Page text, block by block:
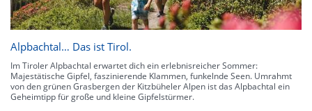
Alpbachtal… Das ist Tirol.
Im Tiroler Alpbachtal erwartet dich ein erlebnisreicher Sommer:
Majestätische Gipfel, faszinierende Klammen, funkelnde Seen. Umrahmt
von den grünen Grasbergen der Kitzbüheler Alpen ist das Alpbachtal ein
Geheimtipp für große und kleine Gipfelstürmer.